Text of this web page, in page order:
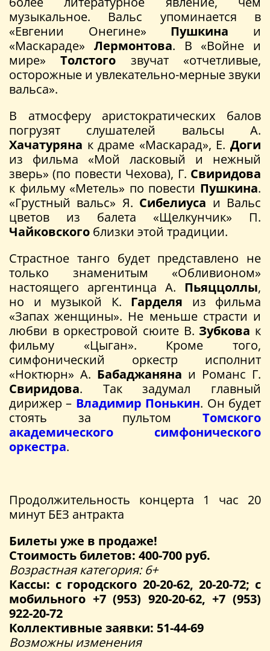
музыкальное. Вальс упоминается в
«Евгении Онегине» Пушкина и
«Маскараде» Лермонтова. В «Войне и
мире»Толстого звучат «отчетливые,
осторожные и увлекательно-мерные звуки
вальса».
В атмосферу аристократических балов
погрузят слушателей вальсы А.
Хачатуряна к драме «Маскарад», Е. Доги
из фильма «Мой ласковый и нежный
зверь» (по повести Чехова), Г. Свиридова
к фильму «Метель» по повести Пушкина.
«Грустный вальс» Я. Сибелиуса и Вальс
цветов из балета «Щелкунчик» П.
Чайковского близки этой традиции.
Страстное танго будет представлено не
только знаменитым «Обливионом»
настоящего аргентинца А. Пьяццоллы,
но и музыкой К. Гарделя из фильма
«Запах женщины». Не меньше страсти и
любви в оркестровой сюите В. Зубкова к
фильму «Цыган». Кроме того,
симфонический оркестр исполнит
«Ноктюрн» А. Бабаджаняна и Романс Г.
Свиридова. Так задумал главный
дирижер – Владимир Понькин. Он будет
стоять за пультом Томского
академического симфонического
оркестра.
Продолжительность концерта 1 час 20
минут БЕЗ антракта
Билеты уже в продаже!
Стоимость билетов: 400-700 руб.
Возрастная категория: 6+
Кассы: с городского 20-20-62, 20-20-72; с
мобильного +7 (953) 920-20-62, +7 (953)
922-20-72
Коллективные заявки: 51-44-69
Возможны изменения